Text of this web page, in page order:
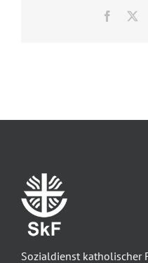
Sozialdienst katholischer